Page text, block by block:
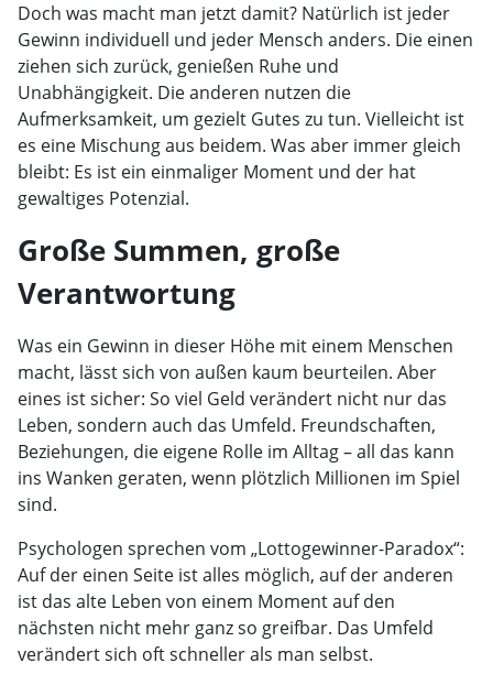
Doch was macht man jetzt damit? Natürlich ist jeder
Gewinn individuell und jeder Mensch anders. Die einen
ziehen sich zurück, genießen Ruhe und
Unabhängigkeit. Die anderen nutzen die
Aufmerksamkeit, um gezielt Gutes zu tun. Vielleicht ist
es eine Mischung aus beidem. Was aber immer gleich
bleibt: Es ist ein einmaliger Moment und der hat
gewaltiges Potenzial.
Große Summen, große
Verantwortung
Was ein Gewinn in dieser Höhe mit einem Menschen
macht, lässt sich von außen kaum beurteilen. Aber
eines ist sicher: So viel Geld verändert nicht nur das
Leben, sondern auch das Umfeld. Freundschaften,
Beziehungen, die eigene Rolle im Alltag – all das kann
ins Wanken geraten, wenn plötzlich Millionen im Spiel
sind.
Psychologen sprechen vom „Lottogewinner-Paradox“:
Auf der einen Seite ist alles möglich, auf der anderen
ist das alte Leben von einem Moment auf den
nächsten nicht mehr ganz so greifbar. Das Umfeld
verändert sich oft schneller als man selbst.